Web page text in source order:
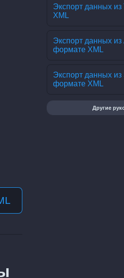
Экспорт данных
XML
Экспорт данных
формате XML
Экспорт данных
формате XML
Другие